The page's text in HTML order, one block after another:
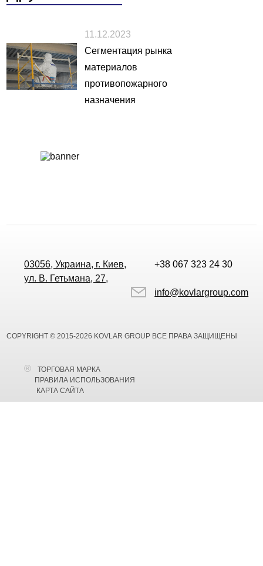
11.12.2023
Сегментация рынка
материалов
противопожарного
назначения
03056, Украина, г. Киев,
ул. В. Гетьмана, 27,
+38 067 323 24 30
info@kovlargroup.com
COPYRIGHT © 2015-2026 KOVLAR GROUP ВСЕ ПРАВА ЗАЩИЩЕНЫ
ТОРГОВАЯ МАРКА
ПРАВИЛА ИСПОЛЬЗОВАНИЯ
КАРТА САЙТА